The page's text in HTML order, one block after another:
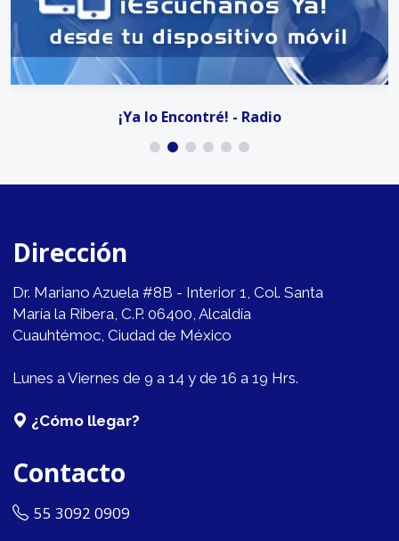
¡Ya lo Encontré! - Radio
Dirección
Dr. Mariano Azuela #8B - Interior 1, Col. Santa
María la Ribera, C.P. 06400, Alcaldía
Cuauhtémoc, Ciudad de México
Lunes a Viernes de 9 a 14 y de 16 a 19 Hrs.
¿Cómo llegar?
Contacto
55 3092 0909